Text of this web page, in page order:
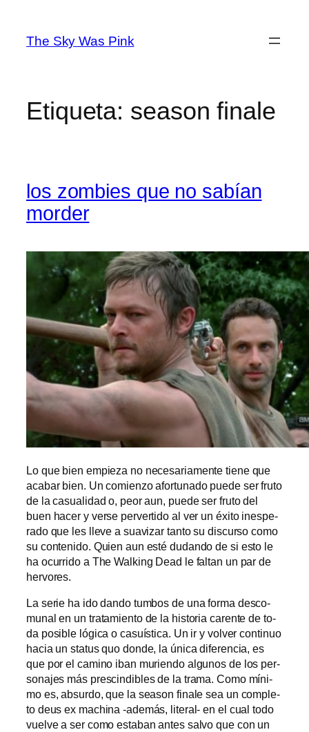
contenido
The Sky Was Pink
Etiqueta: season finale
los zombies que no sabían
morder
Lo que bien em­pie­za no ne­ce­sa­ria­men­te tie­ne que
aca­bar bien. Un co­mien­zo afor­tu­na­do pue­de ser fru­to
de la ca­sua­li­dad o, peor aun, pue­de ser fru­to del
buen ha­cer y ver­se per­ver­ti­do al ver un éxi­to ines­pe­
ra­do que les lle­ve a sua­vi­zar tan­to su dis­cur­so co­mo
su con­te­ni­do. Quien aun es­té du­dan­do de si es­to le
ha ocu­rri­do a The Walking Dead le fal­tan un par de
hervores.
La se­rie ha ido dan­do tum­bos de una for­ma des­co­
mu­nal en un tra­ta­mien­to de la his­to­ria ca­ren­te de to­
da po­si­ble ló­gi­ca o ca­suís­ti­ca. Un ir y vol­ver con­ti­nuo
ha­cia un sta­tus quo don­de, la úni­ca di­fe­ren­cia, es
que por el ca­mino iban mu­rien­do al­gu­nos de los per­
so­na­jes más pres­cin­di­bles de la tra­ma. Como mí­ni­
mo es, ab­sur­do, que la sea­son fi­na­le sea un com­ple­
to deus ex ma­chi­na ‑ade­más, literal- en el cual to­do
vuel­ve a ser co­mo es­ta­ban an­tes sal­vo que con un